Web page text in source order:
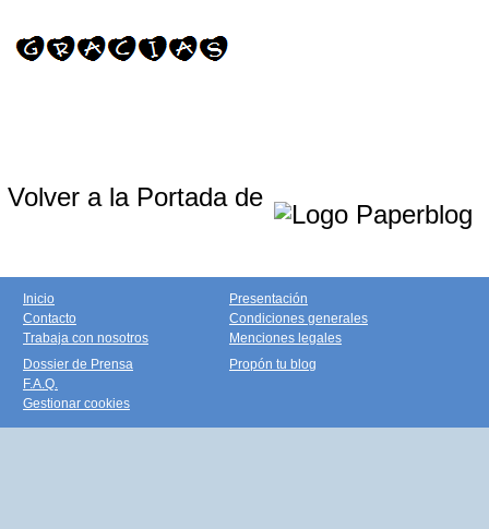
Volver a la Portada de
Inicio
Contacto
Trabaja con nosotros
Presentación
Condiciones generales
Menciones legales
Dossier de Prensa
F.A.Q.
Gestionar cookies
Propón tu blog